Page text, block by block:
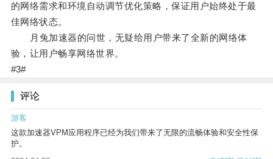
的网络需求和环境自动调节优化策略，保证用户始终处于最
佳网络状态。
月兔加速器的问世，无疑给用户带来了全新的网络体
验，让用户畅享网络世界。
#3#
评论
游客
这款加速器VPM应用程序已经为我们带来了无限的流畅体验和安全性保
护。